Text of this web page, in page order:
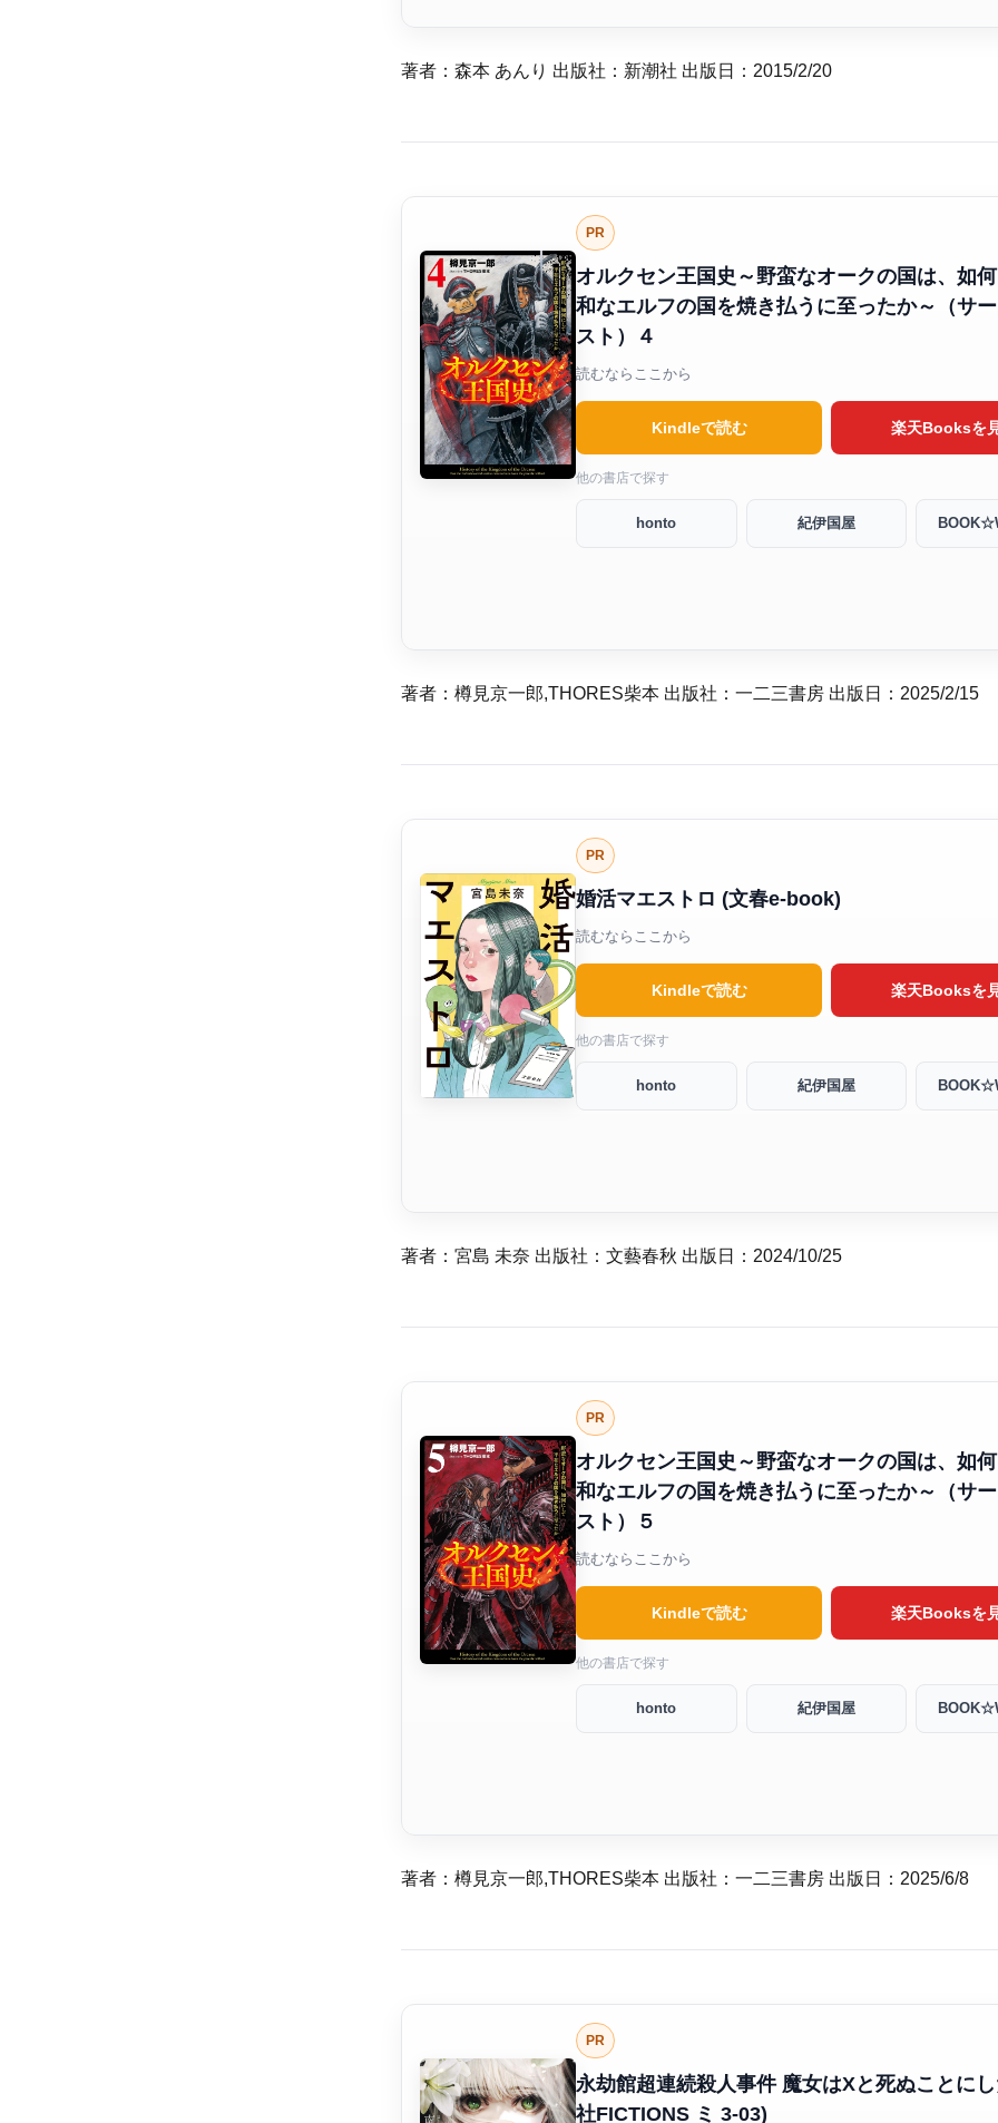
著者：森本 あんり 出版社：新潮社 出版日：2015/2/20
PR
オルクセン王国史～野蛮なオークの国は、如
和なエルフの国を焼き払うに至ったか～（サ
スト）４
読むならここから
Kindleで読む 楽天Booksを
他の書店で探す
honto 紀伊国屋
著者：樽見京一郎,THORES柴本 出版社：一二三書房 出版日：2025/2/15
PR
婚活マエストロ (文春e-book)
読むならここから
Kindleで読む 楽天Booksを
他の書店で探す
honto 紀伊国屋
著者：宮島 未奈 出版社：文藝春秋 出版日：2024/10/25
PR
オルクセン王国史～野蛮なオークの国は、如
和なエルフの国を焼き払うに至ったか～（サ
スト）５
読むならここから
Kindleで読む 楽天Booksを
他の書店で探す
honto 紀伊国屋
著者：樽見京一郎,THORES柴本 出版社：一二三書房 出版日：2025/6/8
PR
永劫館超連続殺人事件 魔女はXと死ぬことに
社FICTIONS ミ 3-03)